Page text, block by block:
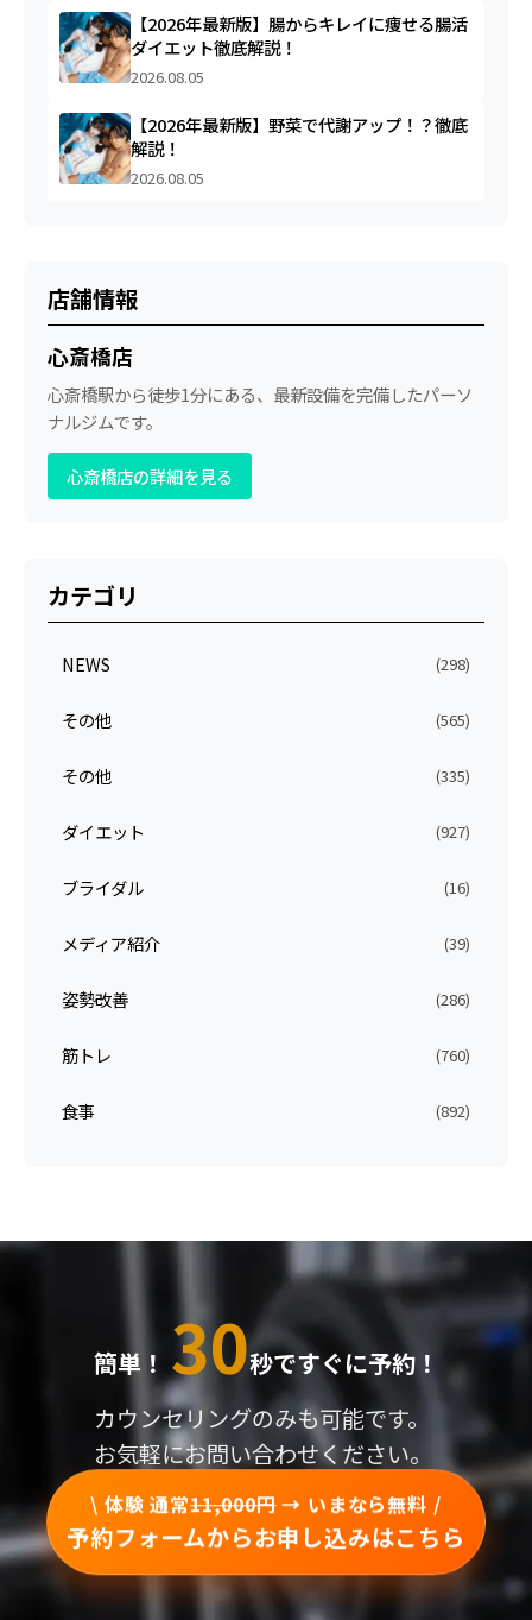
【2026年最新版】腸からキレイに痩せる腸活
ダイエット徹底解説！
2026.08.05
【2026年最新版】野菜で代謝アップ！？徹底
解説！
2026.08.05
店舗情報
心斎橋店
心斎橋駅から徒歩1分にある、最新設備を完備したパーソ
ナルジムです。
心斎橋店の詳細を見る
カテゴリ
NEWS (298)
その他 (565)
その他 (335)
ダイエット (927)
ブライダル (16)
メディア紹介 (39)
姿勢改善 (286)
筋トレ (760)
食事 (892)
簡単！ 30秒ですぐに予約！
カウンセリングのみも可能です。
お気軽にお問い合わせください。
\ 体験 通常11,000円→ いまなら無料 /
予約フォームからお申し込みはこちら